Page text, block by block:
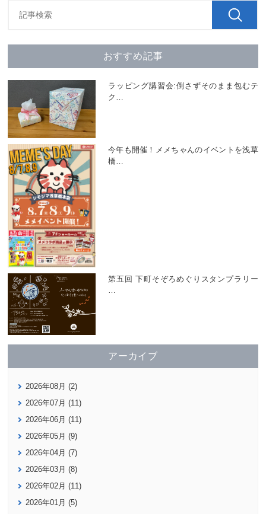
おすすめ記事
ラッピング講習会:倒さずそのまま包むテ
ク
今年も開催！メメちゃんのイベントを浅草
橋…
第五回 下町そぞろめぐりスタンプラリー
…
アーカイブ
2026年08月 (2)
2026年07月 (11)
2026年06月 (11)
2026年05月 (9)
2026年04月 (7)
2026年03月 (8)
2026年02月 (11)
2026年01月 (5)